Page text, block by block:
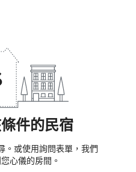
件的民宿
。或使用詢問表單，我們
心儀的房間。